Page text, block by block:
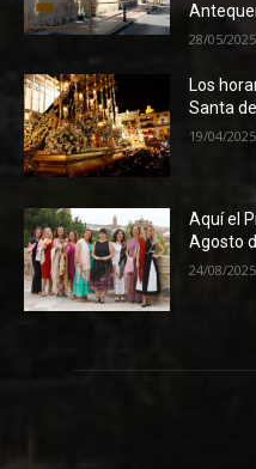
28/05/2025
Los
Santa
19/04/2025
Aquí el
Agosto
24/08/2025